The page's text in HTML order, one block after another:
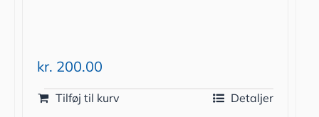
kr. 200.00
Tilføj til kurv Detaljer